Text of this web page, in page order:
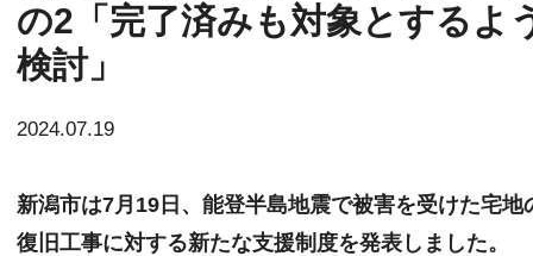
の2「完了済みも対象とするよ
検討」
2024.07.19
新潟市は7月19日、能登半島地震で被害を受けた宅地
復旧工事に対する新たな支援制度を発表しました。